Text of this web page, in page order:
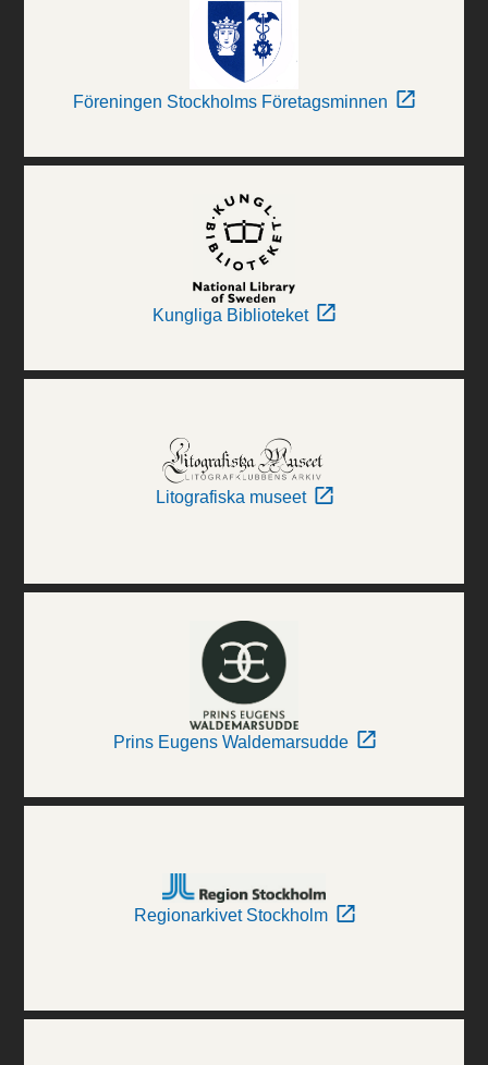
Föreningen Stockholms Företagsminnen
Kungliga Biblioteket
Litografiska museet
Prins Eugens Waldemarsudde
Regionarkivet Stockholm